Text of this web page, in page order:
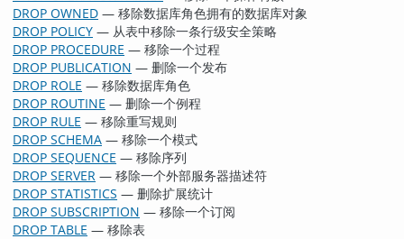
DROP OWNED — 移除数据库角色拥有的数据库对象
DROP POLICY — 从表中移除一条行级安全策略
DROP PROCEDURE — 移除一个过程
DROP PUBLICATION — 删除一个发布
DROP ROLE — 移除数据库角色
DROP ROUTINE — 删除一个例程
DROP RULE — 移除重写规则
DROP SCHEMA — 移除一个模式
DROP SEQUENCE — 移除序列
DROP SERVER — 移除一个外部服务器描述符
DROP STATISTICS — 删除扩展统计
DROP SUBSCRIPTION — 移除一个订阅
DROP TABLE — 移除表